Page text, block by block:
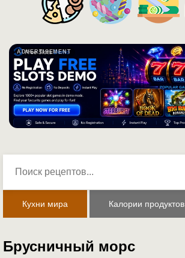
ADVERTISEMENT
Кухни мира Калории продуктов
Брусничный морс